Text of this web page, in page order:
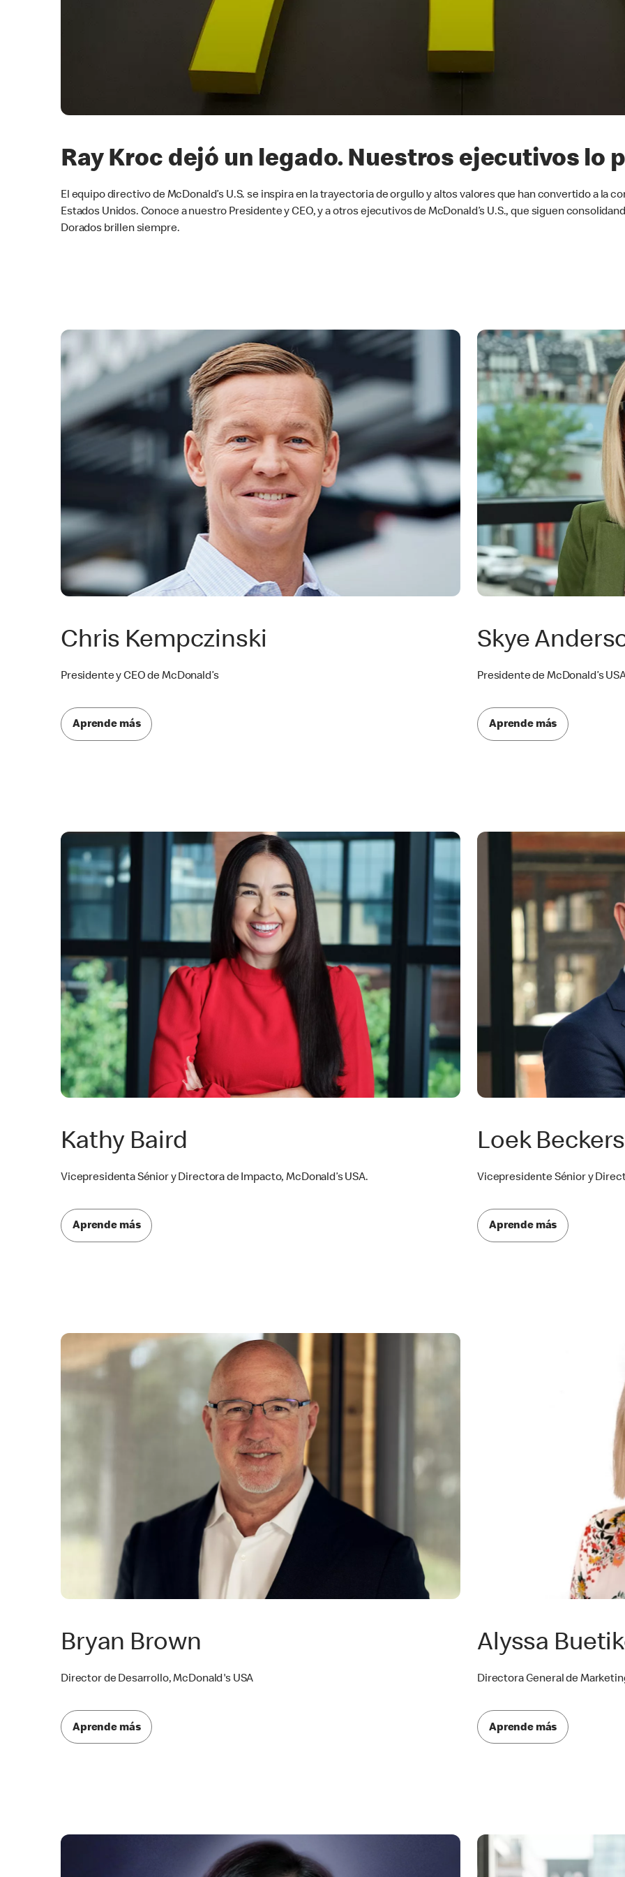
Ray Kroc dejó un legado. Nuestros ejecutivos lo
El equipo directivo de McDonald’s U.S. se inspira en la trayectoria de orgullo y altos valores que han convertido a la
Estados Unidos. Conoce a nuestro Presidente y CEO, y a otros ejecutivos de McDonald’s U.S., que siguen
Dorados brillen siempre.
Chris Kempczinski
Presidente y CEO de McDonald’s
Aprende más
Skye
Presidente de McDonald’s
Aprende más
Kathy Baird
Vicepresidenta Sénior y Directora de Impacto, McDonald’s USA.
Aprende más
Loek Beckers
Vicepresidente Sénior y
Aprende más
Bryan Brown
Director de Desarrollo, McDonald's USA
Aprende más
Alyssa
Directora General de
Aprende más